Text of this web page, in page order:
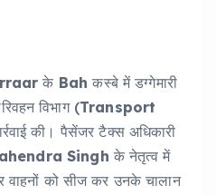
के Bah कस्बे में डग्गेमारी
विभाग (Transport
की। पैसेंजर टैक्स अधिकारी
Singh के नेतृत्व में
वाहनों को सीज कर उनके चालान